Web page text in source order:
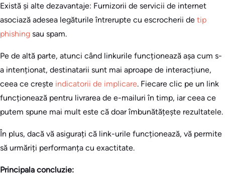
Există și alte dezavantaje: Furnizorii de servicii de internet
asociază adesea legăturile întrerupte cu escrocherii de tip
phishing sau spam.
Pe de altă parte, atunci când linkurile funcționează așa cum s-
a intenționat, destinatarii sunt mai aproape de interacțiune,
ceea ce crește indicatorii de implicare. Fiecare clic pe un link
funcționează pentru livrarea de e-mailuri în timp, iar ceea ce
putem spune mai mult este că doar îmbunătățește rezultatele.
În plus, dacă vă asigurați că link-urile funcționează, vă permite
să urmăriți performanța cu exactitate.
Principala concluzie: